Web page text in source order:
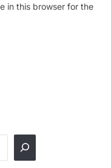
in this browser for the